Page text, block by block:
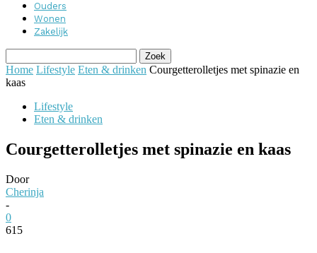
Ouders
Wonen
Zakelijk
Home Lifestyle Eten & drinken Courgetterolletjes met spinazie en
kaas
Lifestyle
Eten & drinken
Courgetterolletjes met spinazie en kaas
Door
Cherinja
-
0
615